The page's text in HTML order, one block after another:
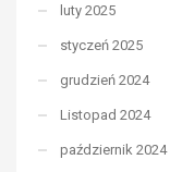
luty 2025
styczeń 2025
grudzień 2024
Listopad 2024
październik 2024